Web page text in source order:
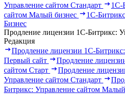
Управление сайтом Стандарт
1С-
сайтом Малый бизнес
1С-
Бизнес
Продление лицензии 1С-Битрикс:
Редакция
Продление лицензии 1С-
Первый сайт
Продление
сайтом Старт
Продление
Управление сайтом Стандарт
Битрикс: Управление сайтом